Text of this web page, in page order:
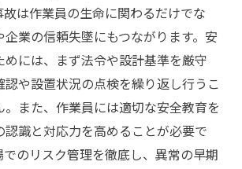
ェックリスト
故は作業員の生命に関わるだけでな
企業の信頼失墜にもつながります。安
には、まず法令や設計基準を厳守
認や設置状況の点検を繰り返し行うこ
。また、作業員には適切な安全教育を
認識と対応力を高めることが必要で
のリスク管理を徹底し、異常の早期